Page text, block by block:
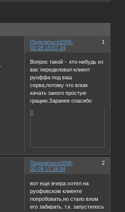
Поделиться 1
2009-
02-09 16:57:34
Вопрос такой - кто-нибудь из
вас переделовал клиент
руоффа под ваш
серва,потому что влом
качать заного простую
грацию.Заранее спасибо
0
Поделиться 2
2009-
02-09 17:16:04
вот еще вчера хотел на
руофовском клиенте
попробовать,но стало влом
его забирать, т.к. запустилось